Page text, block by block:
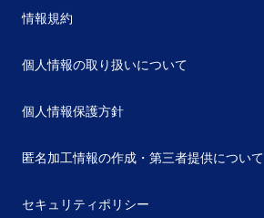
情報規約
個人情報の取り扱いについて
個人情報保護方針
匿名加工情報の作成・第三者提供について
セキュリティポリシー